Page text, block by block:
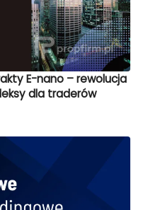
E-nano – rewolucja
dla traderów